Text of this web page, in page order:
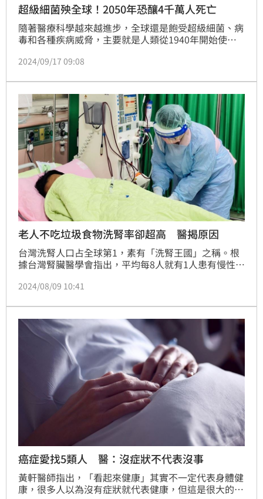
超級細菌殃全球！2050年恐釀4千萬人死亡
隨著醫療科學越來越進步，全球還是飽受超級細菌、病
毒和各種疾病威脅，主要就是人類從1940年開始使用
來25年內恐釀4000萬人死亡，其中又以老年人風險最
2024/09/17 09:08
老人不吃垃圾食物洗腎率卻超高 醫揭原因
台灣洗腎人口占全球第1，素有「洗腎王國」之稱。根
據台灣腎臟醫學會指出，平均每8人就有1人患有慢性腎
搖飲、沒吃垃圾食物，為什麼洗腎率會那麼高？三高那
2024/08/09 10:41
癌症愛找5類人 醫：沒症狀不代表沒事
黃軒醫師指出，「看起來健康」其實不一定代表身體健
康，很多人以為沒有症狀就代表健康，但這是很大的誤